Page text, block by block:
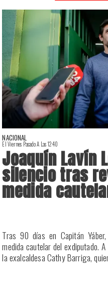
NACIONAL
El Viernes Pasado A Las 12:40
Joaquín Lavín
silencio tras
medida
Tras 90 días en Capitán
medida cautelar del exdiputado.
la exalcaldesa Cathy Barriga,